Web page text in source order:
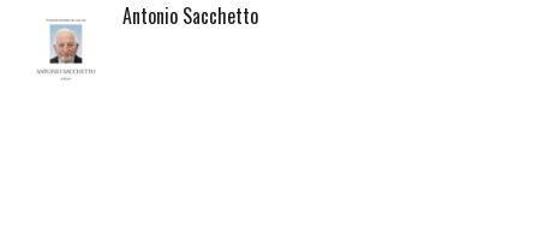
Antonio Sacchetto